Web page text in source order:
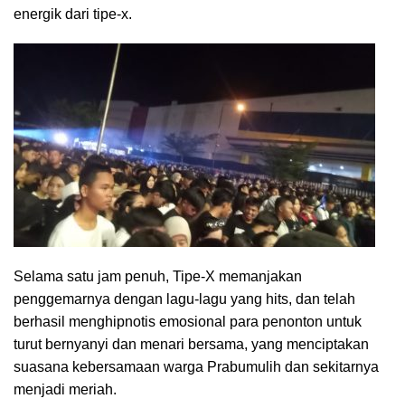
energik dari tipe-x.
Selama satu jam penuh, Tipe-X memanjakan
penggemarnya dengan lagu-lagu yang hits, dan telah
berhasil menghipnotis emosional para penonton untuk
turut bernyanyi dan menari bersama, yang menciptakan
suasana kebersamaan warga Prabumulih dan sekitarnya
menjadi meriah.